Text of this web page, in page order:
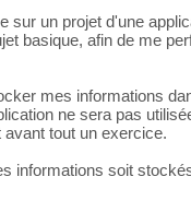
sur un projet d'une
basique, afin de me
mes informations
ne sera pas
tout un exercice.
informations soit